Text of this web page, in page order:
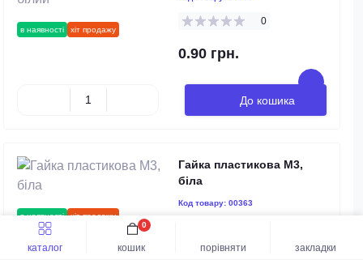
каталог порівняти закладки
кошик
0
в наявності хіт продажу
0
0.90 грн.
До кошика
в наявності хіт продажу
Гайка пластикова М3,
біла
Код товару: 00363